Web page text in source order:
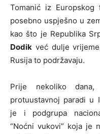
Tomanić iz
posebno uspješno u
kao što je Republika
Dodik već dulje
Rusija to podržavaju.
Prije nekoliko
protuustavnoj paradi u
je i podgrupa
“Noćni vukovi” koja je